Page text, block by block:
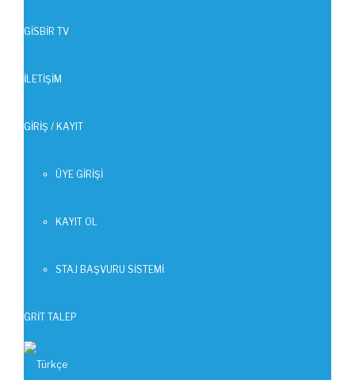
GİSBİR TV
İLETİŞİM
GİRİŞ / KAYIT
ÜYE GİRİŞİ
KAYIT OL
STAJ BAŞVURU SİSTEMİ
GRİT TALEP
Güncel duyuru ve haberler için resmi X hesabımızı takip